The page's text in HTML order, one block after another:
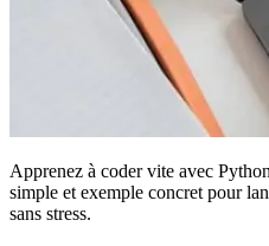
Apprenez à coder vite avec
simple et exemple concret pour
sans stress.